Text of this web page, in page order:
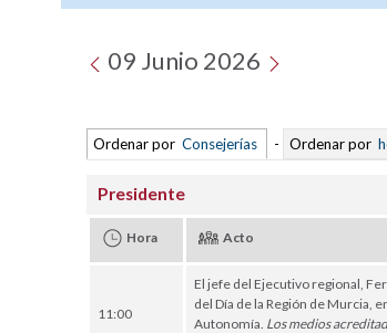
09 Junio 2026
Ordenar por Consejerías - Ordenar por
Presidente
Hora Acto
11:00
El jefe del Ejecutivo regional,
del Día de la Región de Murcia,
Autonomía. Los medios